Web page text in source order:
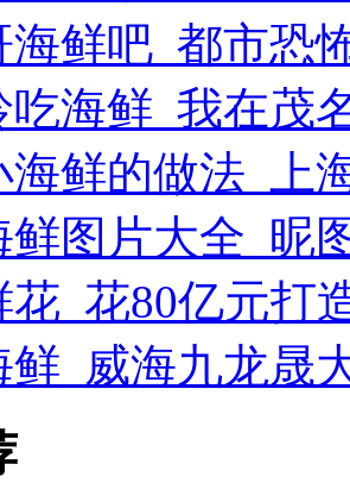
海鲜吧_都市恐
吃海鲜_我在茂
海鲜的做法_上
鲜图片大全_昵
花_花80亿元打
鲜_威海九龙晟